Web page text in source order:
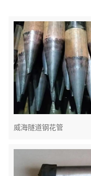
威海隧道钢花管